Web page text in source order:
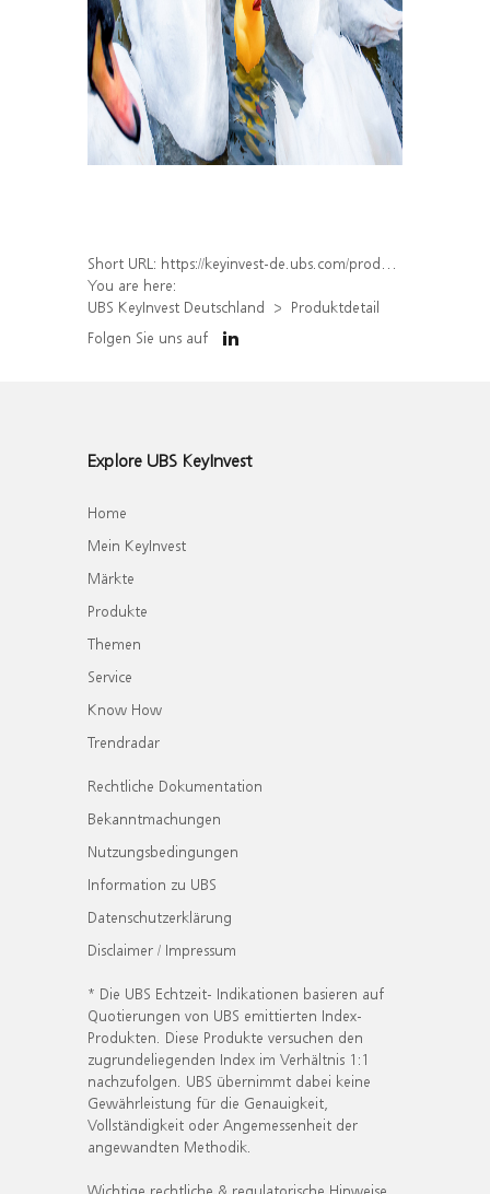
Short URL: https://keyinvest-de.ubs.com/produkt/detail/index/isin/DE000WA86YF7
You are here:
UBS KeyInvest Deutschland
Produktdetail
Folgen Sie uns auf
Explore UBS KeyInvest
Home
Mein KeyInvest
Märkte
Produkte
Themen
Service
Know How
Trendradar
Rechtliche Dokumentation
Bekanntmachungen
Nutzungsbedingungen
Information zu UBS
Datenschutzerklärung
Disclaimer / Impressum
* Die UBS Echtzeit- Indikationen basieren auf
Quotierungen von UBS emittierten Index-
Produkten. Diese Produkte versuchen den
zugrundeliegenden Index im Verhältnis 1:1
nachzufolgen. UBS übernimmt dabei keine
Gewährleistung für die Genauigkeit,
Vollständigkeit oder Angemessenheit der
angewandten Methodik.